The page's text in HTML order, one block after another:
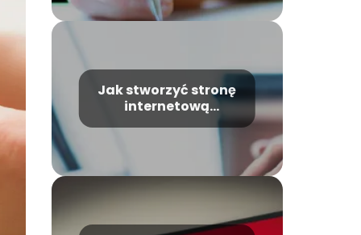
Jak stworzyć stronę
internetową